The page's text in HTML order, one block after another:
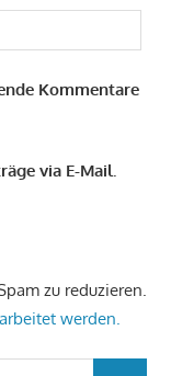
Kommentare
via E-Mail.
zu reduzieren.
werden.